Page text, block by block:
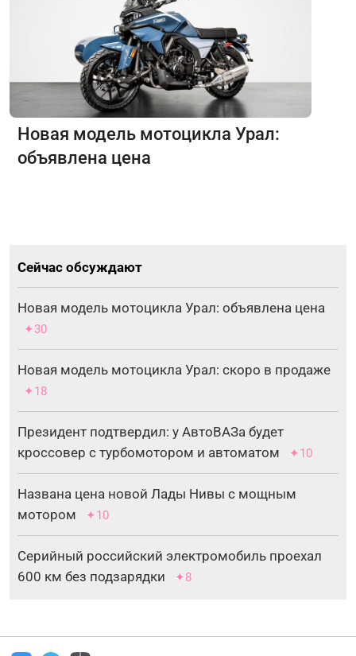
Новая модель мотоцикла Урал:
объявлена цена
Сейчас обсуждают
Новая модель мотоцикла Урал: объявлена цена
✦30
Новая модель мотоцикла Урал: скоро в продаже
✦18
Президент подтвердил: у АвтоВАЗа будет
кроссовер с турбомотором и автоматом
✦10
Названа цена новой Лады Нивы с мощным
мотором
✦10
Серийный российский электромобиль проехал
600 км без подзарядки
✦8